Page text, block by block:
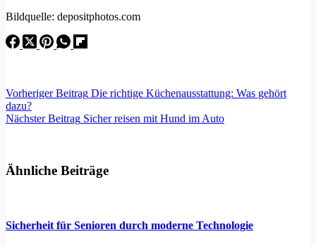
Bildquelle: depositphotos.com
VorherigerBeitrag Die richtige Küchenausstattung: Was gehört
dazu?
NächsterBeitrag Sicher reisen mit Hund im Auto
Ähnliche Beiträge
Sicherheit für Senioren durch moderne Technologie